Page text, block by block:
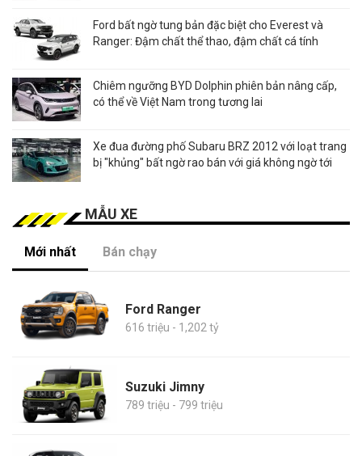
Ford bất ngờ tung bản đặc biệt cho Everest và
Ranger: Đậm chất thể thao, đậm chất cá tính
Chiêm ngưỡng BYD Dolphin phiên bản nâng cấp,
có thể về Việt Nam trong tương lai
Xe đua đường phố Subaru BRZ 2012 với loạt trang
bị "khủng" bất ngờ rao bán với giá không ngờ tới
MẪU XE
Mới nhất Bán chạy
Ford Ranger
616 triệu - 1,202 tỷ
Suzuki Jimny
789 triệu - 799 triệu